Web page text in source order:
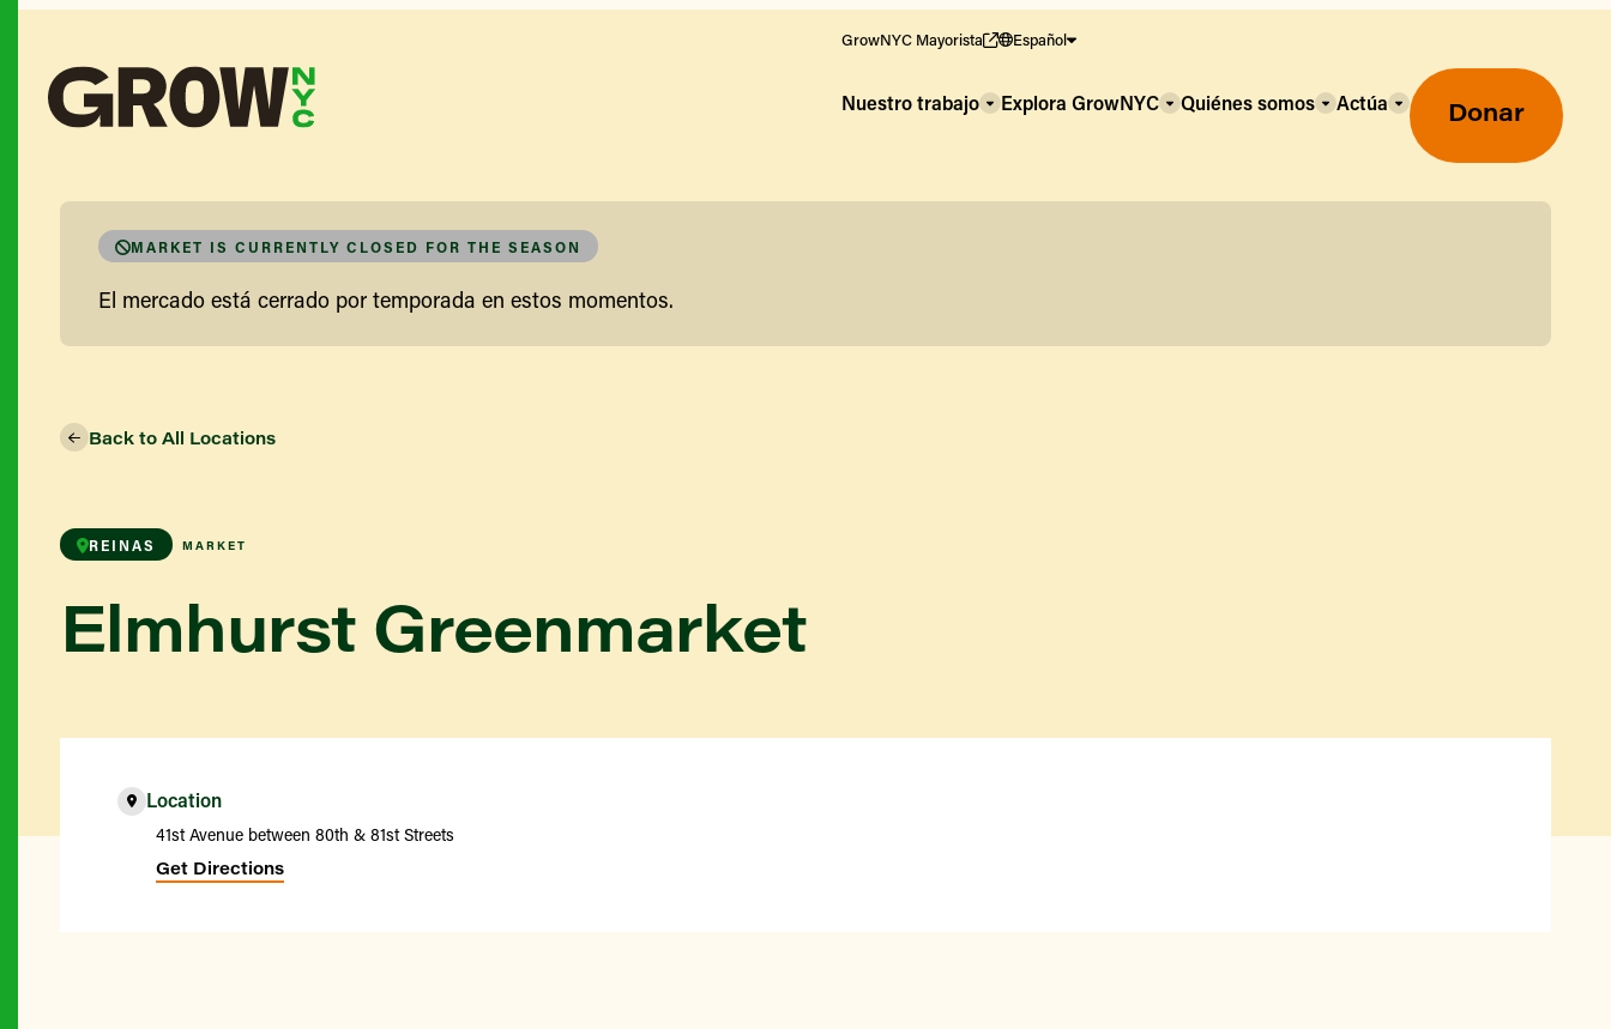
GrowNYC Mayorista Español
Nuestro trabajo
Encuentre un mercado
Explora GrowNYC Quiénes somos Actúa Donar
MARKET IS CURRENTLY CLOSED FOR THE SEASON
El mercado está cerrado por temporada en estos momentos.
Back to All Locations
REINAS MARKET
Elmhurst Greenmarket
Location
41st Avenue between 80th & 81st Streets
Get Directions